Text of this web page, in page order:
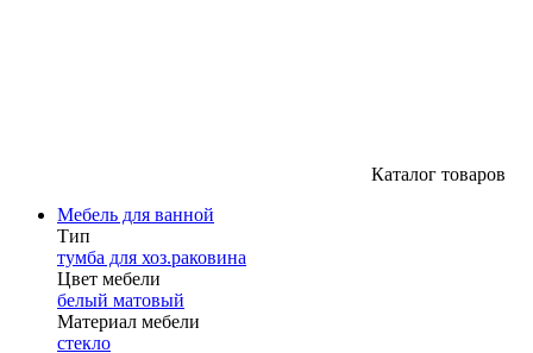
Каталог товаров
Мебель для ванной
Тип
тумба для хоз.раковина
Цвет мебели
белый матовый
Материал мебели
стекло